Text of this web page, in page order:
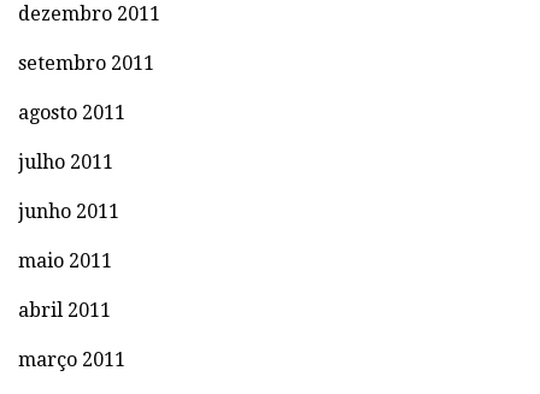
dezembro 2011
setembro 2011
agosto 2011
julho 2011
junho 2011
maio 2011
abril 2011
março 2011